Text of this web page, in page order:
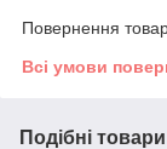
Повернення
Всі умови
Подібні